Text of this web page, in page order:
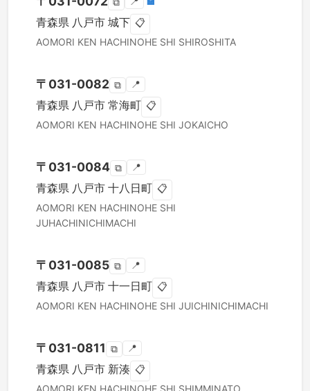
青森県 八戸市 城下 📋
AOMORI KEN HACHINOHE SHI SHIROSHITA
〒 031-0082 ⧉ 📍
青森県 八戸市 常海町 📋
AOMORI KEN HACHINOHE SHI JOKAICHO
〒 031-0084 ⧉ 📍
青森県 八戸市 十八日町 📋
AOMORI KEN HACHINOHE SHI
JUHACHINICHIMACHI
〒 031-0085 ⧉ 📍
青森県 八戸市 十一日町 📋
AOMORI KEN HACHINOHE SHI JUICHINICHIMACHI
〒 031-0811 ⧉ 📍
青森県 八戸市 新湊 📋
AOMORI KEN HACHINOHE SHI SHIMMINATO